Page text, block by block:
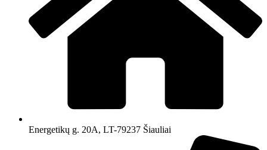
Energetikų g. 20A, LT-79237 Šiauliai